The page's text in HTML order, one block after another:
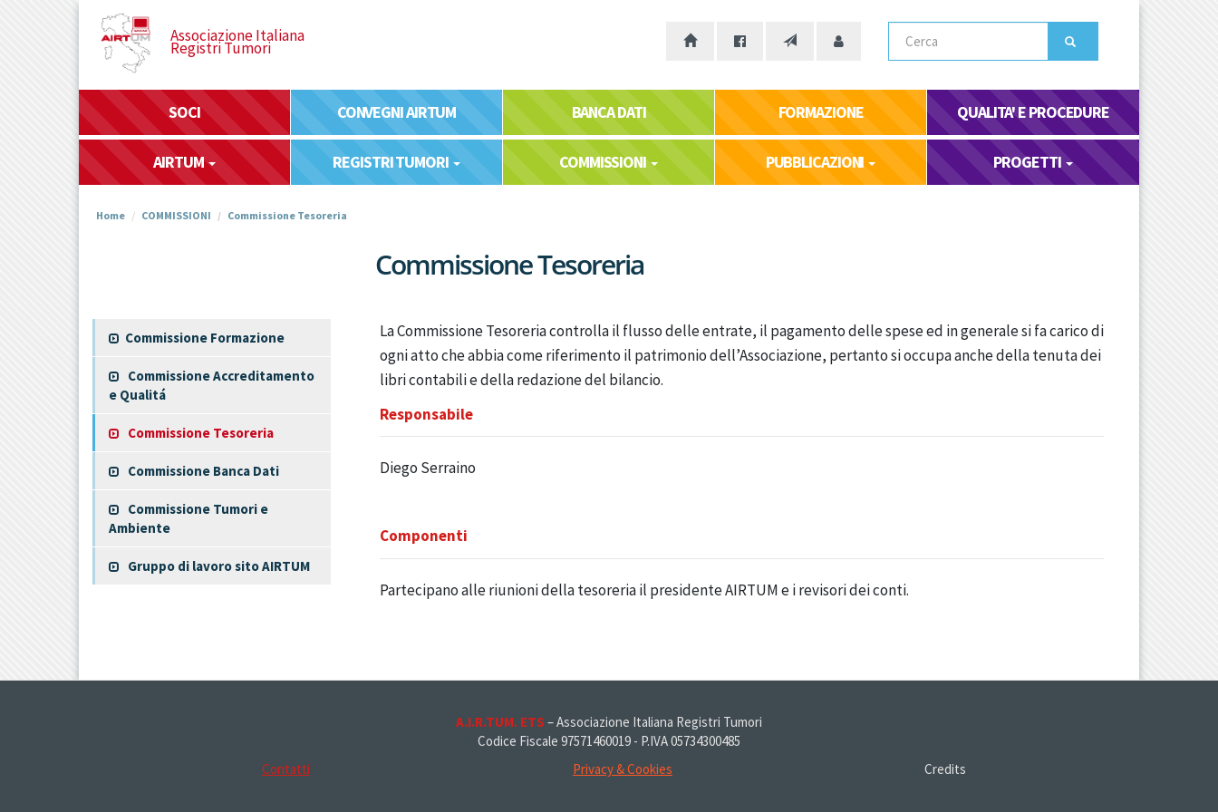
Associazione Italiana
Registri Tumori
SOCI CONVEGNI AIRTUM BANCA DATI FORMAZIONE QUALITA' E PROCEDURE
AIRTUM REGISTRI TUMORI COMMISSIONI PUBBLICAZIONI PROGETTI
Home COMMISSIONI Commissione Tesoreria
Commissione Tesoreria
Commissione Formazione
Commissione Accreditamento
e Qualitá
Commissione Tesoreria
Commissione Banca Dati
Commissione Tumori e
Ambiente
Gruppo di lavoro sito AIRTUM
La Commissione Tesoreria controlla il flusso delle entrate, il pagamento delle spese ed in generale si fa carico di
ogni atto che abbia come riferimento il patrimonio dell’Associazione, pertanto si occupa anche della tenuta dei
libri contabili e della redazione del bilancio.
Responsabile
Diego Serraino
Componenti
Partecipano alle riunioni della tesoreria il presidente AIRTUM e i revisori dei conti.
A.I.R.TUM. ETS – Associazione Italiana Registri Tumori
Codice Fiscale 97571460019 - P.IVA 05734300485
Contatti
Privacy & Cookies Credits